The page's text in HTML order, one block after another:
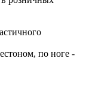
по ноге -